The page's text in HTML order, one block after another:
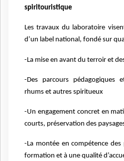
spiritouristique
Les travaux du laboratoire
d’un label national, fondé sur
-La mise en avant du terroir et
-Des parcours pédagogiques
rhums et autres spiritueux
-Un engagement concret en
courts, préservation des
-La montée en compétence des
formation et à une qualité